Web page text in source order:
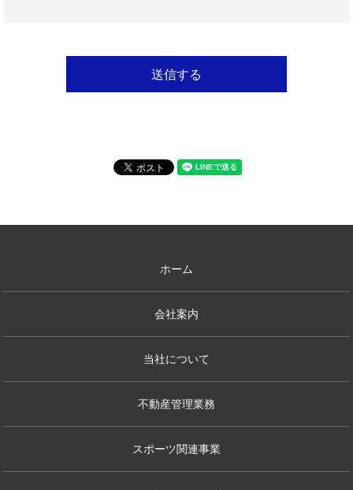
ホーム
会社案内
当社について
不動産管理業務
スポーツ関連事業